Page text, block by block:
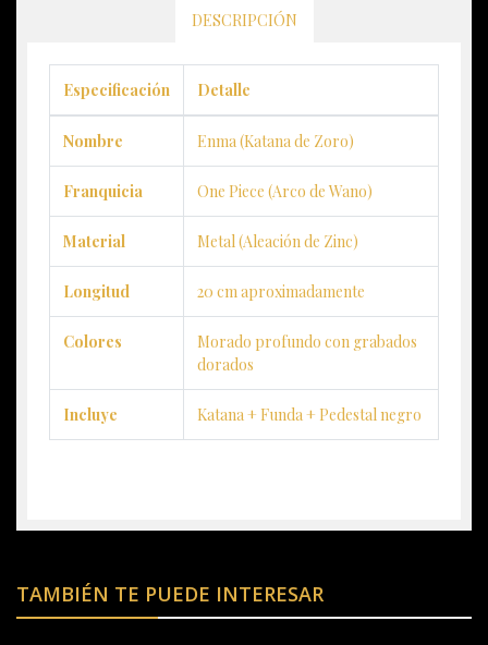
DESCRIPCIÓN
Especificación Detalle
Nombre Enma (Katana de Zoro)
Franquicia One Piece (Arco de Wano)
Material Metal (Aleación de Zinc)
Longitud 20 cm aproximadamente
Colores
Morado profundo con grabados
dorados
Incluye Katana + Funda + Pedestal negro
TAMBIÉN TE PUEDE INTERESAR